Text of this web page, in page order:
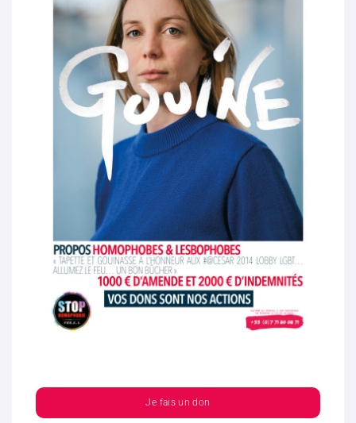
Je fais un don